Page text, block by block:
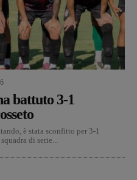
battuto 3-1
è stata sconfitto per 3-1
di serie...